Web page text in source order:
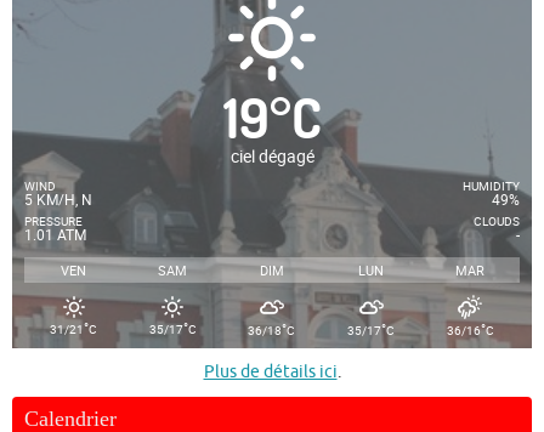
19°C
ciel dégagé
WIND
5 KM/H, N
PRESSURE
1.01 ATM
HUMIDITY
49%
CLOUDS
-
VEN SAM DIM LUN MAR
31/21°C 35/17°C 36/18°C 35/17°C 36/16°C
Plus de détails ici.
Calendrier